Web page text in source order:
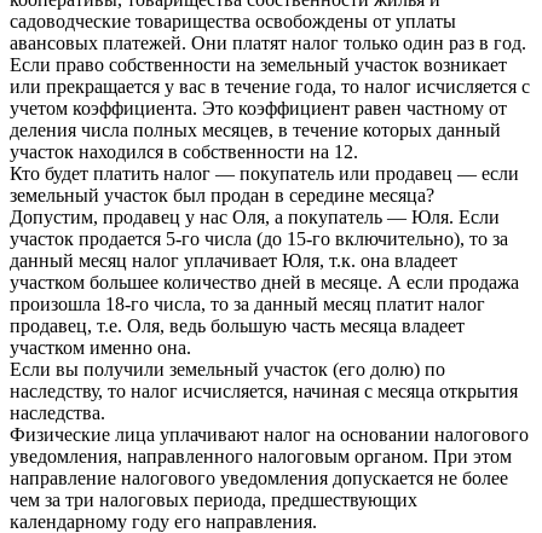
садоводческие товарищества освобождены от уплаты
авансовых платежей. Они платят налог только один раз в год.
Если право собственности на земельный участок возникает
или прекращается у вас в течение года, то налог исчисляется с
учетом коэффициента. Это коэффициент равен частному от
деления числа полных месяцев, в течение которых данный
участок находился в собственности на 12.
Кто будет платить налог — покупатель или продавец — если
земельный участок был продан в середине месяца?
Допустим, продавец у нас Оля, а покупатель — Юля. Если
участок продается 5-го числа (до 15-го включительно), то за
данный месяц налог уплачивает Юля, т.к. она владеет
участком большее количество дней в месяце. А если продажа
произошла 18-го числа, то за данный месяц платит налог
продавец, т.е. Оля, ведь большую часть месяца владеет
участком именно она.
Если вы получили земельный участок (его долю) по
наследству, то налог исчисляется, начиная с месяца открытия
наследства.
Физические лица уплачивают налог на основании налогового
уведомления, направленного налоговым органом. При этом
направление налогового уведомления допускается не более
чем за три налоговых периода, предшествующих
календарному году его направления.